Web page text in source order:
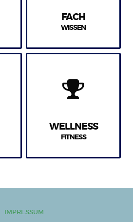
FACH
WISSEN
WELLNESS
FITNESS
IMPRESSUM